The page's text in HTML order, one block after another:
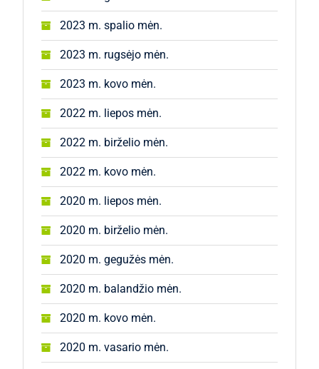
2023 m. spalio mėn.
2023 m. rugsėjo mėn.
2023 m. kovo mėn.
2022 m. liepos mėn.
2022 m. birželio mėn.
2022 m. kovo mėn.
2020 m. liepos mėn.
2020 m. birželio mėn.
2020 m. gegužės mėn.
2020 m. balandžio mėn.
2020 m. kovo mėn.
2020 m. vasario mėn.